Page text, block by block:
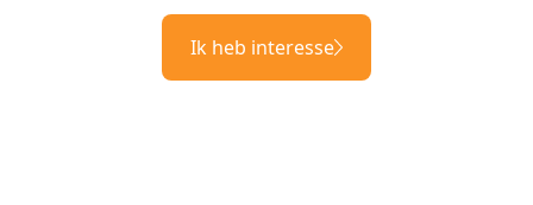
Ik heb interesse